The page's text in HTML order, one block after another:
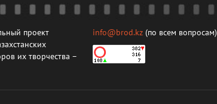
проект
их творчества –
info@brod.kz (по всем вопросам)